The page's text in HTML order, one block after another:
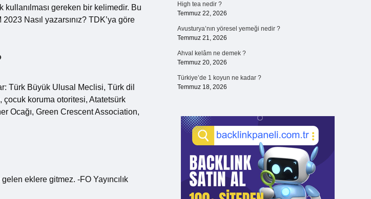
gereken bir kelimedir. Bu
Nasıl yazarsınız? TDK’ya göre
Türk Büyük Ulusal Meclisi, Türk dil
çocuk koruma otoritesi, Atatetsürk
Ocağı, Green Crescent Association,
eklere gitmez. -FO Yayıncılık
High tea nedir ?
Temmuz 22, 2026
Avusturya’nın yöresel yemeği nedir ?
Temmuz 21, 2026
Ahval kelâm ne demek ?
Temmuz 20, 2026
Türkiye’de 1 koyun ne kadar ?
Temmuz 18, 2026